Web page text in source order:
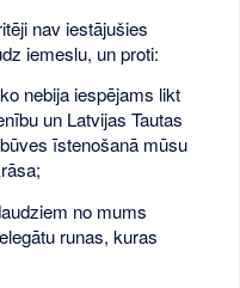
nav iestājušies
iemeslu, un proti:
nebija iespējams likt
un Latvijas Tautas
īstenošanā mūsu
no mums
runas, kuras